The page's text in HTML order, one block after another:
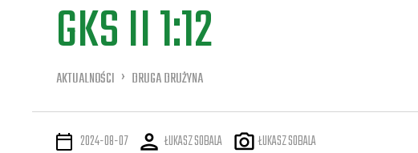
GKS II 1:12
AKTUALNOŚCI DRUGA DRUŻYNA
2024-08-07 ŁUKASZ SOBALA ŁUKASZ SOBALA